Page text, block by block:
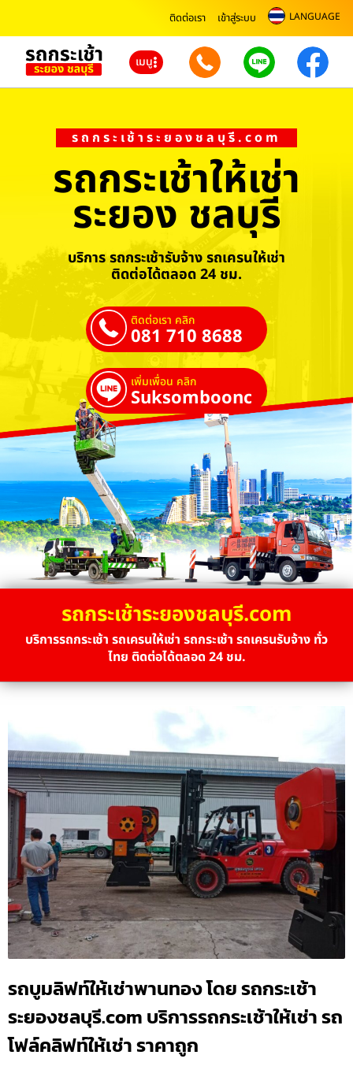
ติดต่อเรา เข้าสู่ระบบ LANGUAGE
เมนู
รถกระเช้าระยองชลบุรี.com
รถกระเช้าให้เช่า
ระยอง ชลบุรี
บริการ รถกระเช้ารับจ้าง รถเครนให้เช่า
ติดต่อได้ตลอด 24 ชม.
ติดต่อเรา คลิก
081 710 8688
เพิ่มเพื่อน คลิก
Suksombooncrane
รถกระเช้าระยองชลบุรี.com
บริการรถกระเช้า รถเครนให้เช่า รถกระเช้า รถเครนรับจ้าง ทั่ว
ไทย ติดต่อได้ตลอด 24 ชม.
รถบูมลิฟท์ให้เช่าพานทอง โดย รถกระเช้า
ระยองชลบุรี.com บริการรถกระเช้าให้เช่า รถ
โฟล์คลิฟท์ให้เช่า ราคาถูก